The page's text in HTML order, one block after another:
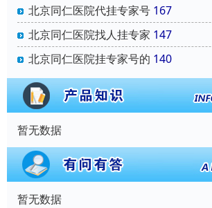
北京同仁医院代挂专家号 167
北京同仁医院找人挂专家 147
北京同仁医院挂专家号的 140
暂无数据
暂无数据